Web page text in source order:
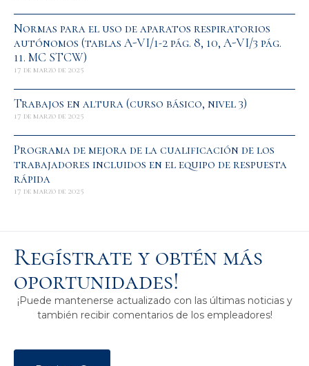
Normas para el uso de aparatos respiratorios
autónomos (tablas A-VI/1-2 pág. 8, 10, A-VI/3 pág.
11. MC STCW)
17 de marzo de 2025
Trabajos en altura (curso básico, nivel 3)
17 de marzo de 2025
Programa de mejora de la cualificación de los
trabajadores incluidos en el equipo de respuesta
rápida
17 de marzo de 2025
Regístrate y obtén más
oportunidades!
¡Puede mantenerse actualizado con las últimas noticias y
también recibir comentarios de los empleadores!